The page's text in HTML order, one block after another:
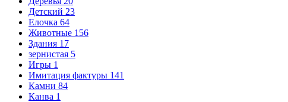
Детский 23
Елочка 64
Животные 156
Здания 17
зернистая 5
Игры 1
Имитация фактуры 141
Камни 84
Канва 1